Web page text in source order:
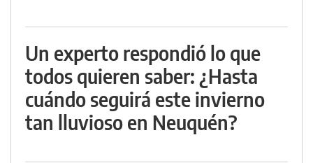
Un experto respondió lo que
todos quieren saber: ¿Hasta
cuándo seguirá este invierno
tan lluvioso en Neuquén?